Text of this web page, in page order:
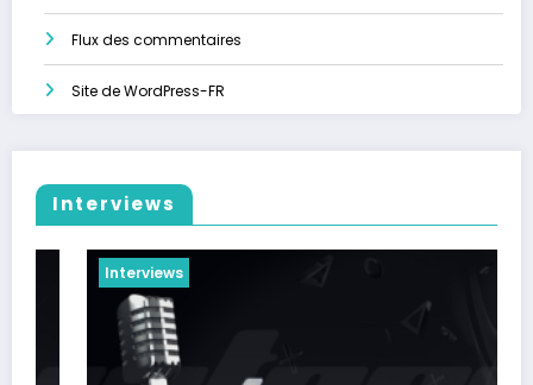
Flux des commentaires
Site de WordPress-FR
Interviews